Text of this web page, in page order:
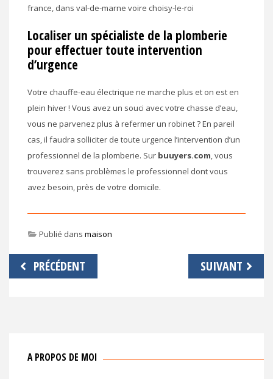
france, dans val-de-marne voire choisy-le-roi
Localiser un spécialiste de la plomberie
pour effectuer toute intervention
d’urgence
Votre chauffe-eau électrique ne marche plus et on est en
plein hiver ! Vous avez un souci avec votre chasse d’eau,
vous ne parvenez plus à refermer un robinet ? En pareil
cas, il faudra solliciter de toute urgence l’intervention d’un
professionnel de la plomberie. Sur buuyers.com , vous
trouverez sans problèmes le professionnel dont vous
avez besoin, près de votre domicile.
Publié dans maison
Navigation
de
PRÉCÉDENT SUIVANT
A PROPOS DE MOI